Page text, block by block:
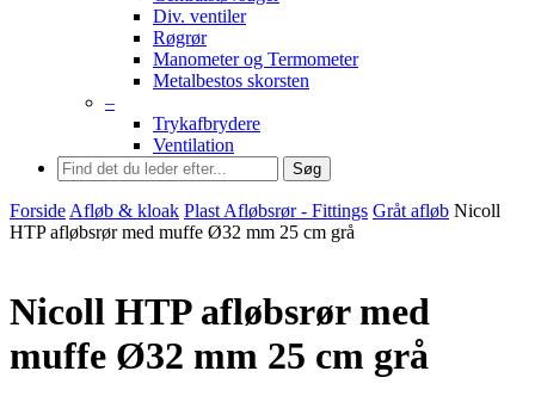
Div. ventiler
Røgrør
Manometer og Termometer
Metalbestos skorsten
–
Trykafbrydere
Ventilation
Søg
Forside Afløb & kloak Plast Afløbsrør - Fittings Gråt afløb Nicoll
HTP afløbsrør med muffe Ø32 mm 25 cm grå
Nicoll HTP afløbsrør med
muffe Ø32 mm 25 cm grå